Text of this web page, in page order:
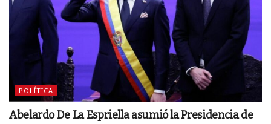
POLÍTICA
Abelardo De La Espriella asumió la Presidencia de